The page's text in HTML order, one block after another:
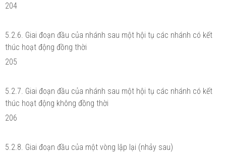
204
5.2.6. Giai đoạn đầu của nhánh sau một hội tụ các nhánh có kết
thúc hoạt động đồng thời
205
5.2.7. Giai đoạn đầu của nhánh sau một hội tụ các nhánh có kết
thúc hoạt động không đồng thời
206
5.2.8. Giai đoạn đầu của một vòng lập lại (nhảy sau)